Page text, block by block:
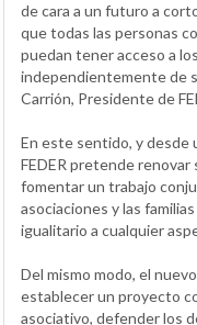
de cara a un futuro a
que todas las personas
puedan tener acceso a
independientemente de
Carrión, Presidente de
En este sentido, y desde
FEDER pretende
fomentar un trabajo
asociaciones y las
igualitario a cualquier
Del mismo modo, el
establecer un proyecto
asociativo, defender los